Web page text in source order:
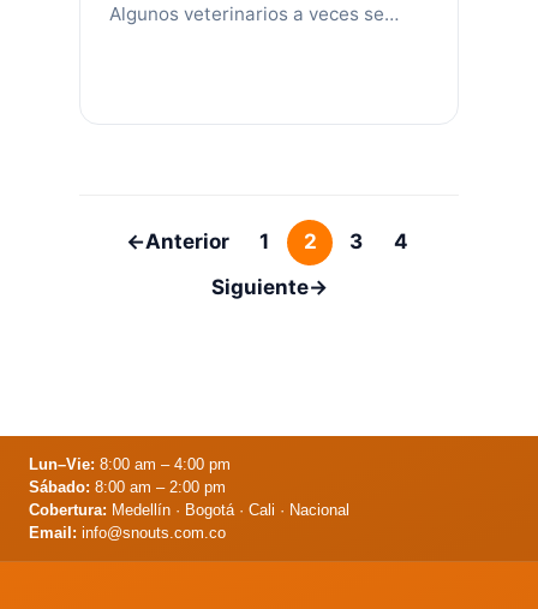
Algunos veterinarios a veces se
es examinarla en un recipiente de
←Anterior
Página
1
Página
2
Página
3
Página
4
Siguiente→
Lun–Vie: 8:00 am – 4:00 pm
Sábado: 8:00 am – 2:00 pm
Cobertura: Medellín · Bogotá · Cali · Nacional
Email: info@snouts.com.co